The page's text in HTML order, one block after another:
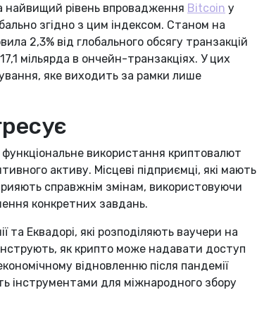
найвищий рівень впровадження Bitcoin у
згідно з цим індексом. Станом на
2,3% від глобального обсягу транзакцій
мільярда в ончейн-транзакціях. У цих
яке виходить за рамки лише
використання криптовалют
активу. Місцеві підприємці, які мають
справжнім змінам, використовуючи
конкретних завдань.
та Еквадорі, які розподіляють ваучери на
як крипто може надавати доступ
відновленню після пандемії
інструментами для міжнародного збору